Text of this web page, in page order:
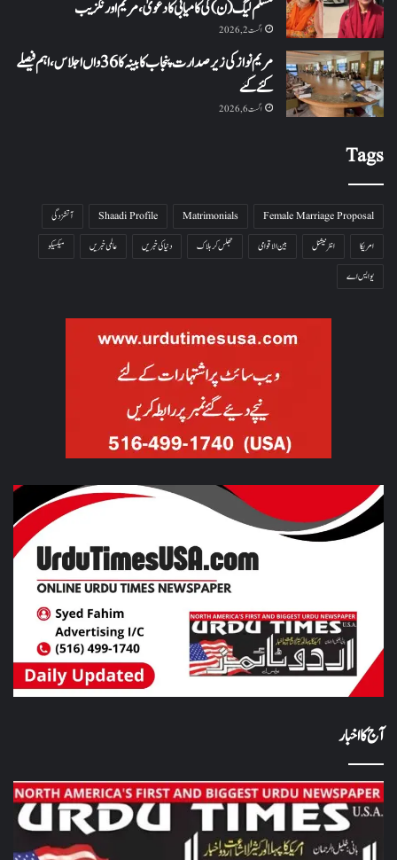
مسلم لیگ (ن) کی کامیابی کا دعویٰ، مریم اورنگزیب
اگست 2, 2026
مریم نواز کی زیر صدارت پنجاب کابینہ کا 36واں اجلاس،اہم فیصلے
کئے گئے
اگست 6, 2026
Tags
Female Marriage Proposal
Matrimonials
Shaadi Profile
آتشزدگی
امریکا
انٹرنیشنل بین الاقوامی جھلس کر ہلاک دنیا کی خبریں عالمی خبریں
میکسیکو
یو ایس اے
آج کا اخبار